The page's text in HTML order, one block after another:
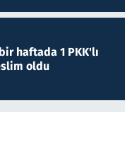
haftada 1 PKK'lı
oldu